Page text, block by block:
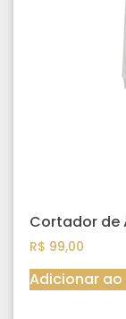
Cortador de
R$ 99,00
Adicionar